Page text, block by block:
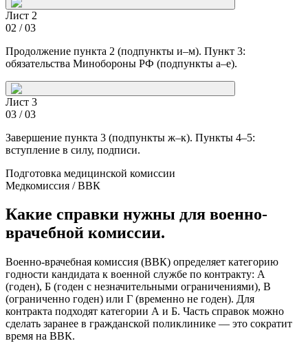
Лист 2
02 /03
Продолжение пункта 2 (подпункты и–м). Пункт 3:
обязательства Минобороны РФ (подпункты а–е).
Лист 3
03 /03
Завершение пункта 3 (подпункты ж–к). Пункты 4–5:
вступление в силу, подписи.
Подготовка медицинской комиссии
Медкомиссия / ВВК
Какие справки нужны для военно-
врачебной комиссии.
Военно-врачебная комиссия (ВВК) определяет категорию
годности кандидата к военной службе по контракту: А
(годен), Б (годен с незначительными ограничениями), В
(ограниченно годен) или Г (временно не годен). Для
контракта подходят категории А и Б. Часть справок можно
сделать заранее в гражданской поликлинике — это сократит
время на ВВК.